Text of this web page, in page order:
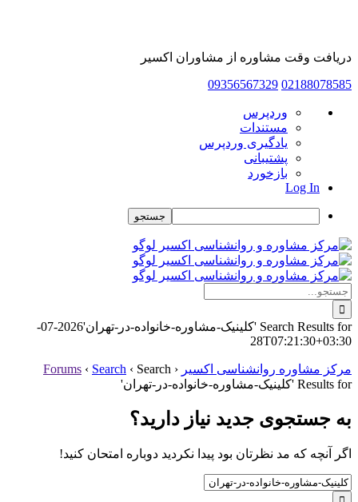
دریافت وقت مشاوره از مشاوران اکسیر
02188078585
09356567329
درباره
وردپرس
وردپرس
مستندات
یادگیری وردپرس
پشتیبانی
بازخورد
Log In
جستجو
Skip
to
content
جستجو
برای:
Search Results for 'کلینیک-مشاوره-خانواده-در-تهران'
2026-07-
28T07:21:30+03:30
مرکز مشاوره روانشناسی اکسیر ‹
Forums ‹ Search ‹ Search
Results for 'کلینیک-مشاوره-خانواده-در-تهران'
به جستجوی جديد نياز داريد؟
اگر آنچه که مد نظرتان بود پیدا نکردید دوباره امتحان کنید!
Search
for: